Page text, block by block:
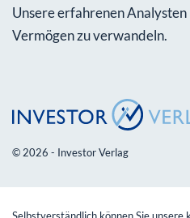
Unsere erfahrenen
Vermögen zu verwandeln.
© 2026 - Investor Verlag